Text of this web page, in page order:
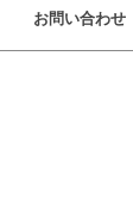
お問い合わせ